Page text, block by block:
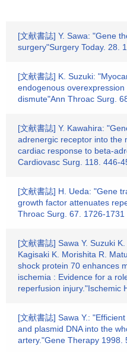
[文献書誌] Y. Sawa: "Gene
surgery"Surgery Today. 28.
[文献書誌] K. Suzuki:
endogenous
dismute"Ann Throac Surg.
[文献書誌] Y. Kawahira:
adrenergic receptor into the
cardiac response to beta-
Cardiovasc Surg. 118. 446-
[文献書誌] H. Ueda: "Gene
growth factor attenuates
Throac Surg. 67. 1726-1731
[文献書誌] Sawa Y. Suzuki
Kagisaki K. Morishita R.
shock protein 70 enhances
ischemia : Evidence for a
reperfusion injury."Ischemic
[文献書誌] Sawa Y.:
and plasmid DNA into the
artery."Gene Therapy 1998.